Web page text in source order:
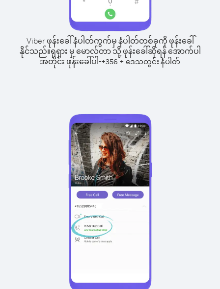
Viber ဖုန်းခေါ်နံပါတ်ကွက်မှ နံပါတ်တစ်ခုကို ဖုန်းခေါ်
နိုင်သည်။ရုရှား မှ မောလ်တာ သို့ ဖုန်းခေါ်ဆိုရန် အောက်ပါ
အတိုင်း ဖုန်းခေါ်ပါ-+356+ဒေသတွင်း နံပါတ်